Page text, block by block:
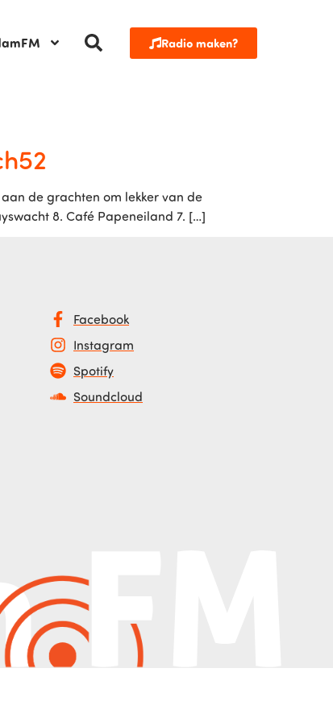
Radio maken?
de grachten om lekker van de
8. Café Papeneiland 7. […]
Facebook
Instagram
Spotify
Soundcloud